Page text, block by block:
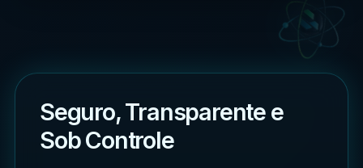
Seguro, Transparente e
Sob Controle